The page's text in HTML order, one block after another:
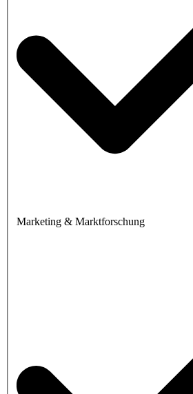
Marketing & Marktforschung